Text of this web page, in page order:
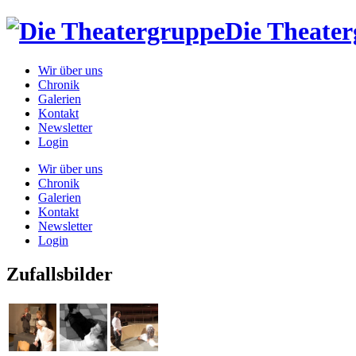
Die
Wir über uns
Chronik
Galerien
Kontakt
Newsletter
Login
Wir über uns
Chronik
Galerien
Kontakt
Newsletter
Login
Zufallsbilder